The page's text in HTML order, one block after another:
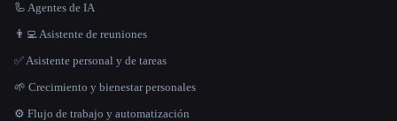
🦾 Agentes de IA
👨‍💻 Asistente de reuniones
✅ Asistente personal y de tareas
🌱 Crecimiento y bienestar personales
⚙️ Flujo de trabajo y automatización